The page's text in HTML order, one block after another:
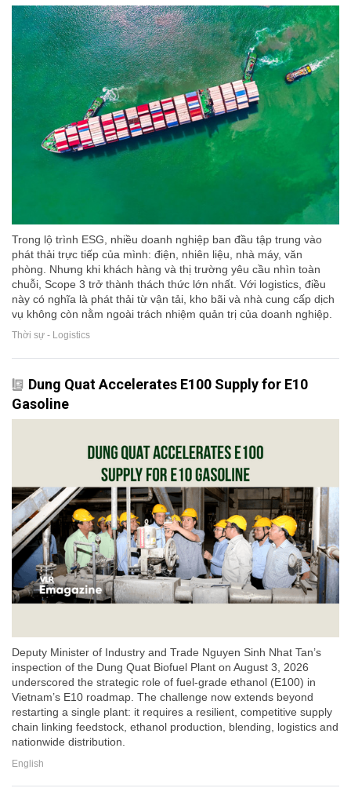
Trong lộ trình ESG, nhiều doanh nghiệp ban đầu tập trung vào
phát thải trực tiếp của mình: điện, nhiên liệu, nhà máy, văn
phòng. Nhưng khi khách hàng và thị trường yêu cầu nhìn toàn
chuỗi, Scope 3 trở thành thách thức lớn nhất. Với logistics, điều
này có nghĩa là phát thải từ vận tải, kho bãi và nhà cung cấp dịch
vụ không còn nằm ngoài trách nhiệm quản trị của doanh nghiệp.
Thời sự - Logistics
Dung Quat Accelerates E100 Supply for E10
Gasoline
Deputy Minister of Industry and Trade Nguyen Sinh Nhat Tan’s
inspection of the Dung Quat Biofuel Plant on August 3, 2026
underscored the strategic role of fuel-grade ethanol (E100) in
Vietnam’s E10 roadmap. The challenge now extends beyond
restarting a single plant: it requires a resilient, competitive supply
chain linking feedstock, ethanol production, blending, logistics and
nationwide distribution.
English